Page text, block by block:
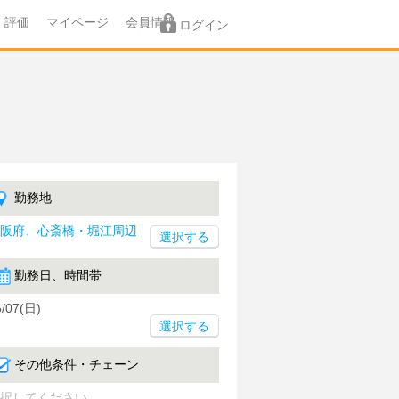
評価 マイページ 会員情報 ログイン
勤務地
府、心斎橋・堀江周辺
勤務日、時間帯
07(日)
選択する
その他条件・チェーン